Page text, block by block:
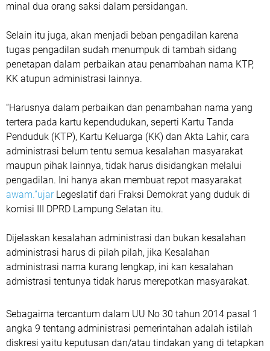
minal dua orang saksi dalam persidangan.
Selain itu juga, akan menjadi beban pengadilan karena
tugas pengadilan sudah menumpuk di tambah sidang
penetapan dalam perbaikan atau penambahan nama KTP,
KK atupun administrasi lainnya.
“Harusnya dalam perbaikan dan penambahan nama yang
tertera pada kartu kependudukan, seperti Kartu Tanda
Penduduk (KTP), Kartu Keluarga (KK) dan Akta Lahir, cara
administrasi belum tentu semua kesalahan masyarakat
maupun pihak lainnya, tidak harus disidangkan melalui
pengadilan. Ini hanya akan membuat repot masyarakat
awam.”ujarLegeslatif dari Fraksi Demokrat yang duduk di
komisi III DPRD Lampung Selatan itu.
Dijelaskan kesalahan administrasi dan bukan kesalahan
administrasi harus di pilah pilah, jika Kesalahan
administrasi nama kurang lengkap, ini kan kesalahan
admistrasi tentunya tidak harus merepotkan masyarakat.
Sebagaima tercantum dalam UU No 30 tahun 2014 pasal 1
angka 9 tentang administrasi pemerintahan adalah istilah
diskresi yaitu keputusan dan/atau tindakan yang di tetapkan